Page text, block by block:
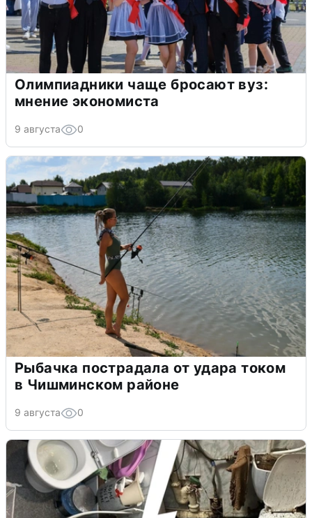
Олимпиадники чаще бросают вуз:
мнение экономиста
9 августа 0
Рыбачка пострадала от удара током
в Чишминском районе
9 августа 0